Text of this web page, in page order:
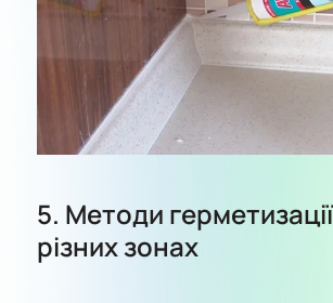
5. Методи
різних зонах